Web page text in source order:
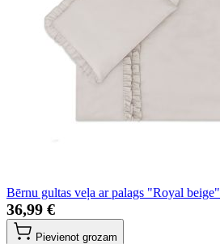
Bērnu gultas veļa ar palags "Royal beige"
36,99 €
Pievienot grozam